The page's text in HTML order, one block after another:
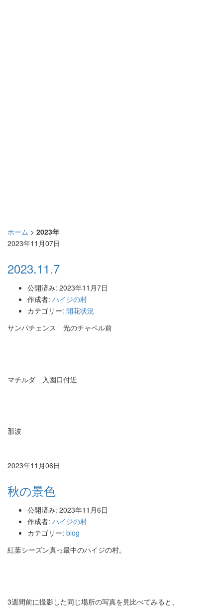
ホーム > 2023年
2023年11月07日
2023.11.7
公開済み: 2023年11月7日
作成者: ハイジの村
カテゴリー: 開花状況
サンパチェンス 光のチャペル前
マチルダ 入園口付近
那波
2023年11月06日
秋の景色
公開済み: 2023年11月6日
作成者: ハイジの村
カテゴリー: blog
紅葉シーズン真っ最中のハイジの村。
3週間前に撮影した同じ場所の写真を見比べてみると、